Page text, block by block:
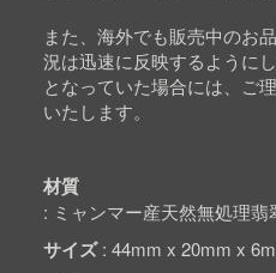
また、海外でも販売中のお
況は迅速に反映するように
となっていた場合には、ご
いたします。
材質
ミャンマー産天然無処理
サイズ 44mm x 20mm x